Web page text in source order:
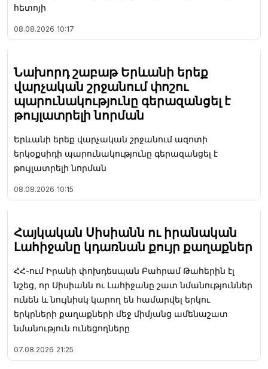
հետոյի
08.08.2026 10:17
Նախորդ շաբաթ Երևանի երեք
վարչական շրջանում փոշու
պարունակությունը գերազանցել է
թույլատրելի նորման
Երևանի երեք վարչական շրջանում ազոտի
երկօքսիդի պարունակությունը գերազանցել է
թույլատրելի նորման
08.08.2026 10:15
Հայկական Սիսիանն ու իրանական
Լահիջանը կդառնան քույր քաղաքներ
ՀՀ-ում Իրանի փոխդեսպան Բահրամ Թահերին էլ
նշեց, որ Սիսիանն ու Լահիջանը շատ նմանություններ
ունեն և նույնիսկ կարող են համարվել երկու
երկրների քաղաքների մեջ միմյանց ամենաշատ
նմանություն ունեցողները
07.08.2026 21:25